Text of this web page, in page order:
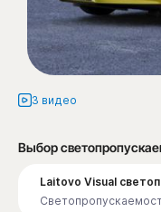
3 видео
Выбор
Laitovo Visual